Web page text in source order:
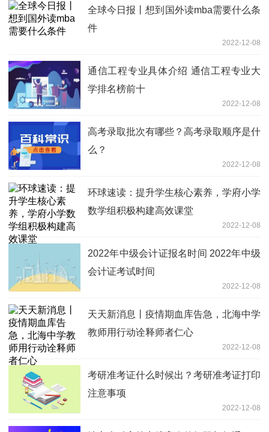
全球今日报丨想到国外读mba需要什么条
件
2022-12-08
通信工程专业具体介绍 通信工程专业大
学排名榜前十
2022-12-08
高考录取批次有哪些？高考录取顺序是什
么？
2022-12-08
环球速读：提升学生核心素养，学府小学
数学组积极构建高效课堂
2022-12-08
2022年中级会计证报名时间 2022年中级
会计证考试时间
2022-12-08
天天新消息丨疫情期血库告急，北海中学
教师用行动诠释师者仁心
2022-12-08
考研准考证什么时候出？考研准考证打印
注意事项
2022-12-08